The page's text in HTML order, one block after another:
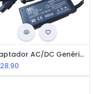
Adaptador AC/DC Genérico compatible para HP Cargador 19.5V3.33A / Tip AZUL 4.5*3.0mm
28.90